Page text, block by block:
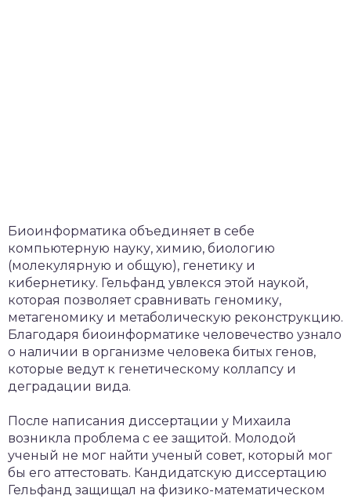
Биоинформатика объединяет в себе
компьютерную науку, химию, биологию
(молекулярную и общую), генетику и
кибернетику. Гельфанд увлекся этой наукой,
которая позволяет сравнивать геномику,
метагеномику и метаболическую реконструкцию.
Благодаря биоинформатике человечество узнало
о наличии в организме человека битых генов,
которые ведут к генетическому коллапсу и
деградации вида.
После написания диссертации у Михаила
возникла проблема с ее защитой. Молодой
ученый не мог найти ученый совет, который мог
бы его аттестовать. Кандидатскую диссертацию
Гельфанд защищал на физико-математическом